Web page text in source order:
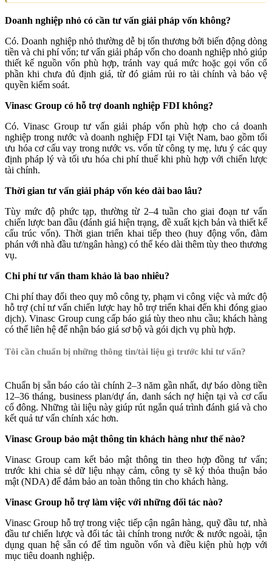
Doanh nghiệp nhỏ có cần tư vấn giải pháp vốn không?
Có. Doanh nghiệp nhỏ thường dễ bị tổn thương bởi biến động dòng
tiền và chi phí vốn; tư vấn giải pháp vốn cho doanh nghiệp nhỏ giúp
thiết kế nguồn vốn phù hợp, tránh vay quá mức hoặc gọi vốn cổ
phần khi chưa đủ định giá, từ đó giảm rủi ro tài chính và bảo vệ
quyền kiểm soát.
Vinasc Group có hỗ trợ doanh nghiệp FDI không?
Có. Vinasc Group tư vấn giải pháp vốn phù hợp cho cả doanh
nghiệp trong nước và doanh nghiệp FDI tại Việt Nam, bao gồm tối
ưu hóa cơ cấu vay trong nước vs. vốn từ công ty mẹ, lưu ý các quy
định pháp lý và tối ưu hóa chi phí thuế khi phù hợp với chiến lược
tài chính.
Thời gian tư vấn giải pháp vốn kéo dài bao lâu?
Tùy mức độ phức tạp, thường từ 2–4 tuần cho giai đoạn tư vấn
chiến lược ban đầu (đánh giá hiện trạng, đề xuất kịch bản và thiết kế
cấu trúc vốn). Thời gian triển khai tiếp theo (huy động vốn, đàm
phán với nhà đầu tư/ngân hàng) có thể kéo dài thêm tùy theo thương
vụ.
Chi phí tư vấn tham khảo là bao nhiêu?
Chi phí thay đổi theo quy mô công ty, phạm vi công việc và mức độ
hỗ trợ (chỉ tư vấn chiến lược hay hỗ trợ triển khai đến khi đóng giao
dịch). Vinasc Group cung cấp báo giá tùy theo nhu cầu; khách hàng
có thể liên hệ để nhận báo giá sơ bộ và gói dịch vụ phù hợp.
Tôi cần chuẩn bị những thông tin/tài liệu gì trước khi tư vấn?
Chuẩn bị sẵn báo cáo tài chính 2–3 năm gần nhất, dự báo dòng tiền
12–36 tháng, business plan/dự án, danh sách nợ hiện tại và cơ cấu
cổ đông. Những tài liệu này giúp rút ngắn quá trình đánh giá và cho
kết quả tư vấn chính xác hơn.
Vinasc Group bảo mật thông tin khách hàng như thế nào?
Vinasc Group cam kết bảo mật thông tin theo hợp đồng tư vấn;
trước khi chia sẻ dữ liệu nhạy cảm, công ty sẽ ký thỏa thuận bảo
mật (NDA) để đảm bảo an toàn thông tin cho khách hàng.
Vinasc Group hỗ trợ làm việc với những đối tác nào?
Vinasc Group hỗ trợ trong việc tiếp cận ngân hàng, quỹ đầu tư, nhà
đầu tư chiến lược và đối tác tài chính trong nước & nước ngoài, tận
dụng quan hệ sẵn có để tìm nguồn vốn và điều kiện phù hợp với
mục tiêu doanh nghiệp.